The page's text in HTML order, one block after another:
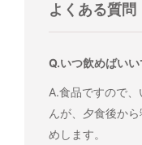
よくある質問
Q.いつ飲めばいい
A.食品ですので
んが、夕食後か
めします。